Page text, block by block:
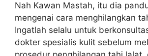
Nah Kawan Mastah, itu dia
mengenai cara menghilangkan
Ingatlah selalu untuk
dokter spesialis kulit sebelum